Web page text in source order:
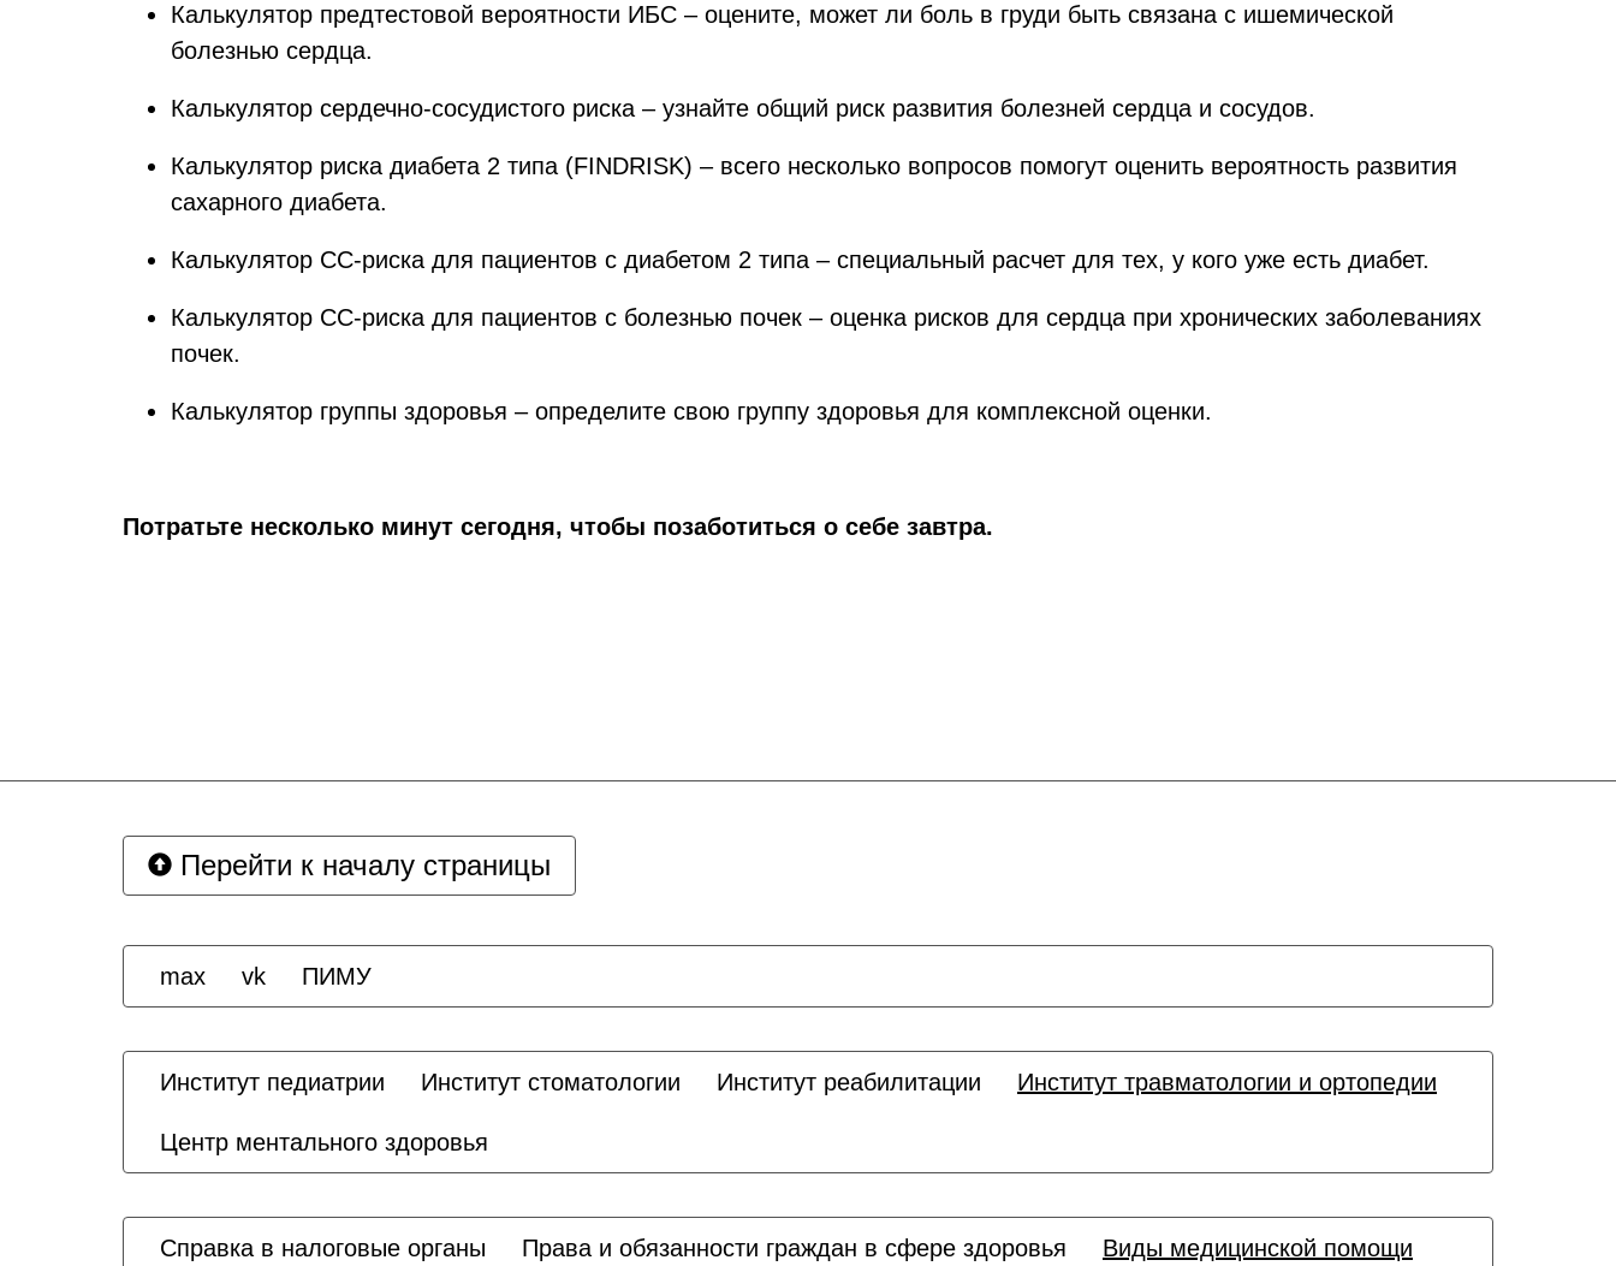
Калькулятор предтестовой вероятности ИБС – оцените, может ли боль в груди быть связана с ишемической
болезнью сердца.
Калькулятор сердечно-сосудистого риска – узнайте общий риск развития болезней сердца и сосудов.
Калькулятор риска диабета 2 типа (FINDRISK) – всего несколько вопросов помогут оценить вероятность развития
сахарного диабета.
Калькулятор СС-риска для пациентов с диабетом 2 типа – специальный расчет для тех, у кого уже есть диабет.
Калькулятор СС-риска для пациентов с болезнью почек – оценка рисков для сердца при хронических заболеваниях
почек.
Калькулятор группы здоровья – определите свою группу здоровья для комплексной оценки.
Потратьте несколько минут сегодня, чтобы позаботиться о себе завтра.
Перейти к началу страницы
max vk ПИМУ
Институт педиатрии Институт стоматологии Институт реабилитации Институт травматологии и ортопедии
Центр ментального здоровья
Справка в налоговые органы Права и обязанности граждан в сфере здоровья Виды медицинской помощи